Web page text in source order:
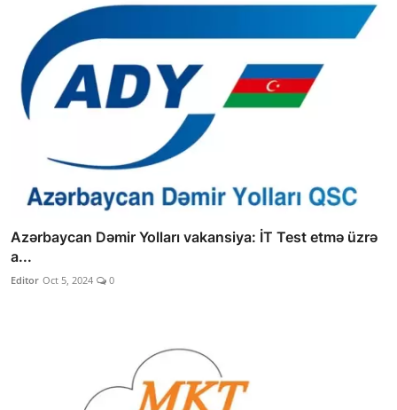
Azərbaycan Dəmir Yolları vakansiya: İT Test etmə üzrə
a...
Editor Oct 5, 2024 0